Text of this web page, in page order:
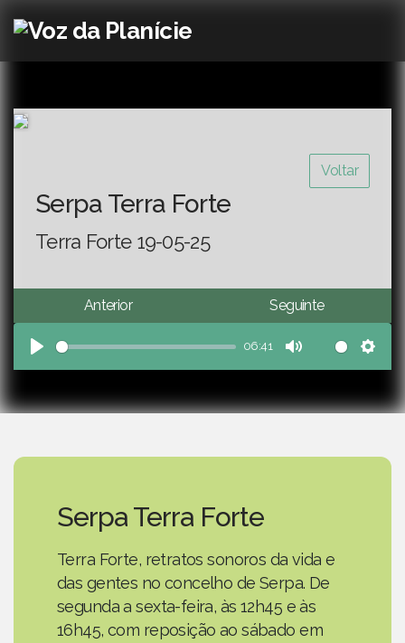
Voltar
Serpa Terra Forte
Terra Forte 19-05-25
Anterior Seguinte
Play
06:41
Mute
Serpa Terra Forte
Terra Forte, retratos sonoros da vida e
das gentes no concelho de Serpa. De
segunda a sexta-feira, às 12h45 e às
16h45, com reposição ao sábado em